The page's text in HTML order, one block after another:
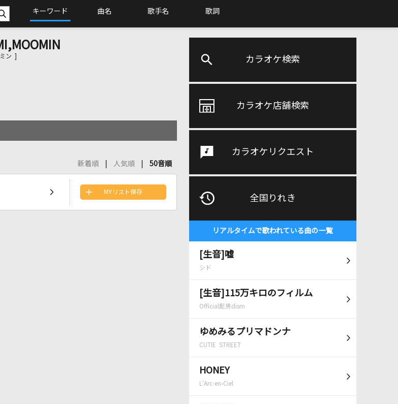
キーワード 曲名 歌手名 歌詞
カラオケ検索
カラオケ店舗検索
カラオケリクエスト
全国りれき
リアルタイムで歌われている曲の一覧
[生音]嘘
シド
[生音]115万キロのフィルム
Official髭男dism
ゆめみるプリマドンナ
CUTIE STREET
HONEY
L'Arc-en-Ciel
ン ]
新着順
人気順 50音順
MYリスト保存